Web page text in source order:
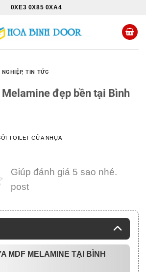
0XE3 0X85 0XA4
,TIN TỨC
Melamine đẹp bền tại Bình
TOILET CỬA NHỰA
Giúp đánh giá 5 sao nhé.
post
MDF MELAMINE TẠI BÌNH